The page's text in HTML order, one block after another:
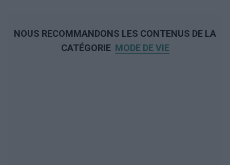
NOUS RECOMMANDONS LES CONTENUS DE LA
CATÉGORIE MODE DE VIE